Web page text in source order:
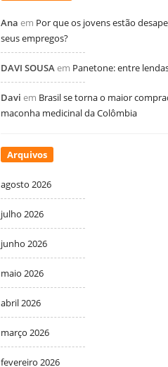
Ana em Por que os jovens estão
seus empregos?
DAVI SOUSAem Panetone: entre
Davi em Brasil se torna o maior
maconha medicinal da Colômbia
Arquivos
agosto 2026
julho 2026
junho 2026
maio 2026
abril 2026
março 2026
fevereiro 2026